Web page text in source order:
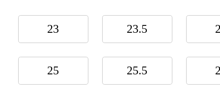
23 23.5
25 25.5